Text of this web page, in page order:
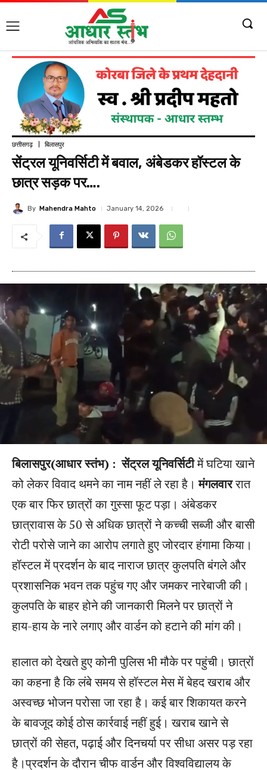
छत्तीसगढ़ बिलासपुर
सेंट्रल यूनिवर्सिटी में बवाल, अंबेडकर हॉस्टल के
छात्र सड़क पर….
By Mahendra Mahto January 14, 2026
बिलासपुर(आधार स्तंभ) : सेंट्रल यूनिवर्सिटीमें घटिया खाने
को लेकर विवाद थमने का नाम नहीं ले रहा है। मंगलवाररात
एक बार फिर छात्रों का गुस्सा फूट पड़ा। अंबेडकर
छात्रावास के 50 से अधिक छात्रों ने कच्ची सब्जी और बासी
रोटी परोसे जाने का आरोप लगाते हुए जोरदार हंगामा किया।
हॉस्टल में प्रदर्शन के बाद नाराज छात्र कुलपति बंगले और
प्रशासनिक भवन तक पहुंच गए और जमकर नारेबाजी की।
कुलपति के बाहर होने की जानकारी मिलने पर छात्रों ने
हाय-हाय के नारे लगाए और वार्डन को हटाने की मांग की।
हालात को देखते हुए कोनी पुलिस भी मौके पर पहुंची। छात्रों
का कहना है कि लंबे समय से हॉस्टल मेस में बेहद खराब और
अस्वच्छ भोजन परोसा जा रहा है। कई बार शिकायत करने
के बावजूद कोई ठोस कार्रवाई नहीं हुई। खराब खाने से
छात्रों की सेहत, पढ़ाई और दिनचर्या पर सीधा असर पड़ रहा
है।प्रदर्शन के दौरान चीफ वार्डन और विश्वविद्यालय के